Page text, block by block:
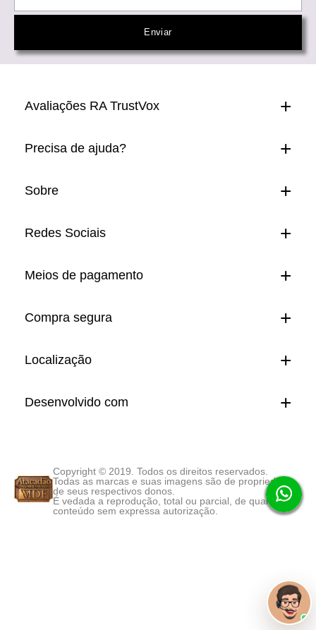
Avaliações RA TrustVox
Precisa de ajuda?
Sobre
Redes Sociais
Meios de pagamento
Compra segura
Localização
Desenvolvido com
Copyright © 2019. Todos os direitos reservados.
Todas as marcas e suas imagens são de propriedade
de seus respectivos donos.
É vedada a reprodução, total ou parcial, de qualquer
conteúdo sem expressa autorização.